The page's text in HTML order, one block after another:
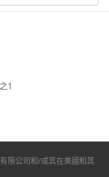
1
限公司和/或其在美國和其